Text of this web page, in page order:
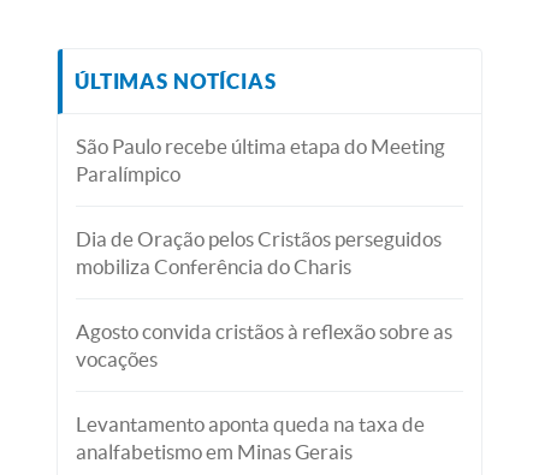
ÚLTIMAS NOTÍCIAS
São Paulo recebe última etapa do Meeting
Paralímpico
Dia de Oração pelos Cristãos perseguidos
mobiliza Conferência do Charis
Agosto convida cristãos à reflexão sobre as
vocações
Levantamento aponta queda na taxa de
analfabetismo em Minas Gerais